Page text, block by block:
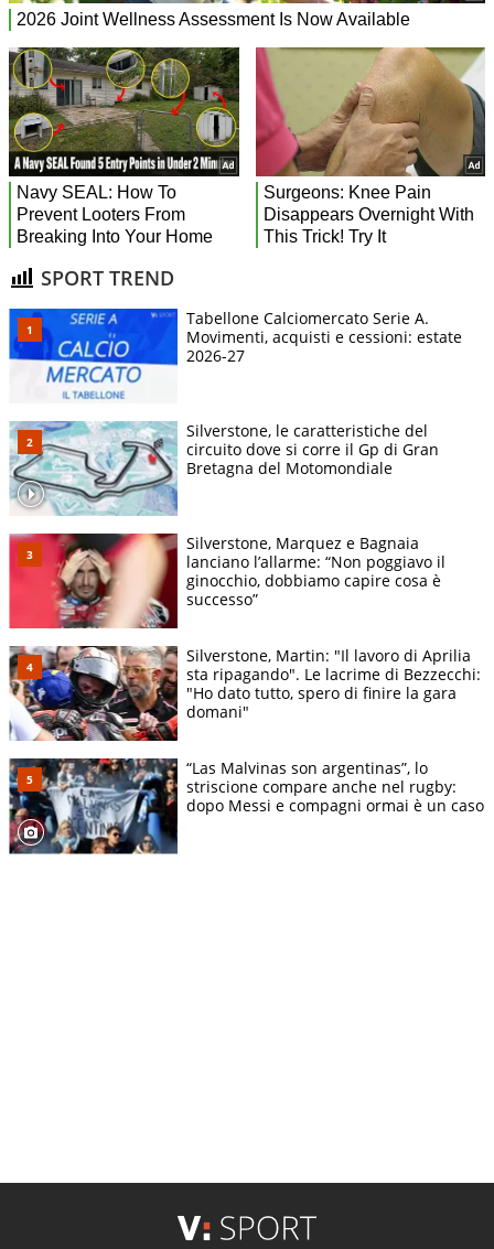
SPORT TREND
Tabellone Calciomercato Serie A.
Movimenti, acquisti e cessioni: estate
2026-27
Silverstone, le caratteristiche del
circuito dove si corre il Gp di Gran
Bretagna del Motomondiale
Silverstone, Marquez e Bagnaia
lanciano l’allarme: “Non poggiavo il
ginocchio, dobbiamo capire cosa è
successo”
Silverstone, Martin: "Il lavoro di Aprilia
sta ripagando". Le lacrime di Bezzecchi:
"Ho dato tutto, spero di finire la gara
domani"
“Las Malvinas son argentinas”, lo
striscione compare anche nel rugby:
dopo Messi e compagni ormai è un caso